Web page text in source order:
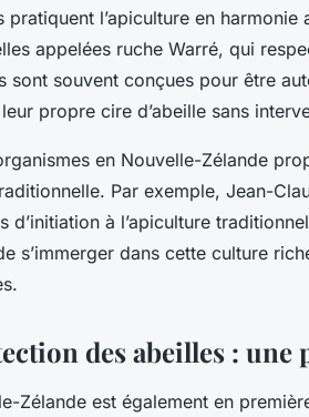
pratiquent l’apiculture en
appelées ruche Warré, qui
sont souvent conçues pour être
propre cire d’abeille sans
en Nouvelle-Zélande
Par exemple, Jean-
d’initiation à l’apiculture
s’immerger dans cette culture
des abeilles :
Zélande est également en